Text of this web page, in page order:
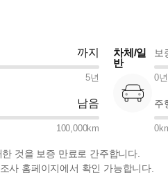
까지
5년
남음
100,000km
차체/일
반
보
0년
주
0
것을 보증 만료로 간주합니다.
사 홈페이지에서 확인 가능합니다.